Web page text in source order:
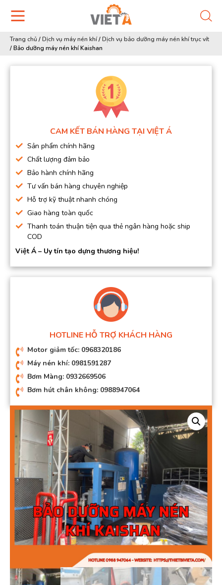
Trang chủ /Dịch vụ máy nén khí/Dịch vụ bảo dưỡng máy nén khí trục vít
/Bảo dưỡng máy nén khí Kaishan
CAM KẾT BÁN HÀNG TẠI VIỆT Á
Sản phẩm chính hãng
Chất lượng đảm bảo
Bảo hành chính hãng
Tư vấn bán hàng chuyên nghiệp
Hỗ trợ kỹ thuật nhanh chóng
Giao hàng toàn quốc
Thanh toán thuận tiện qua thẻ ngân hàng hoặc ship
COD
Việt Á – Uy tín tạo dựng thương hiệu!
HOTLINE HỖ TRỢ KHÁCH HÀNG
Motor giảm tốc: 0968320186
Máy nén khí: 0981591287
Bơm Màng: 0932669506
Bơm hút chân không: 0988947064